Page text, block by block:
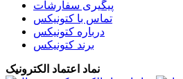
پیگیری سفارشات
تماس با کتونیکس
درباره کتونیکس
برند کتونیکس
نماد اعتماد الکترونیک